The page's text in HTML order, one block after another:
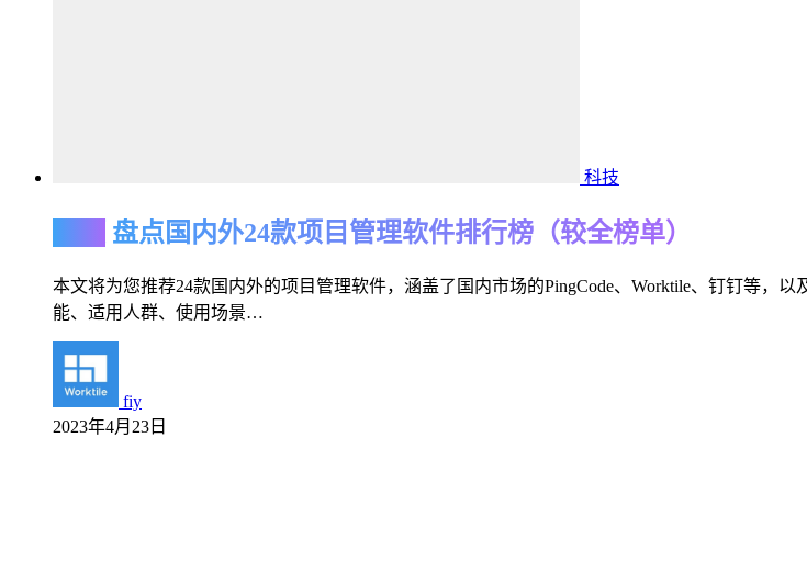
科技
盘点国内外24款项目管理软件排行榜（较全榜单）
本文将为您推荐24款国内外的项目管理软件，涵盖了国内市场的PingCode、Worktile、钉钉等，
能、适用人群、使用场景…
fiy
2023年4月23日